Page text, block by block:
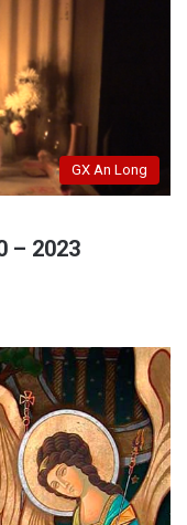
GX An Long
– 2023